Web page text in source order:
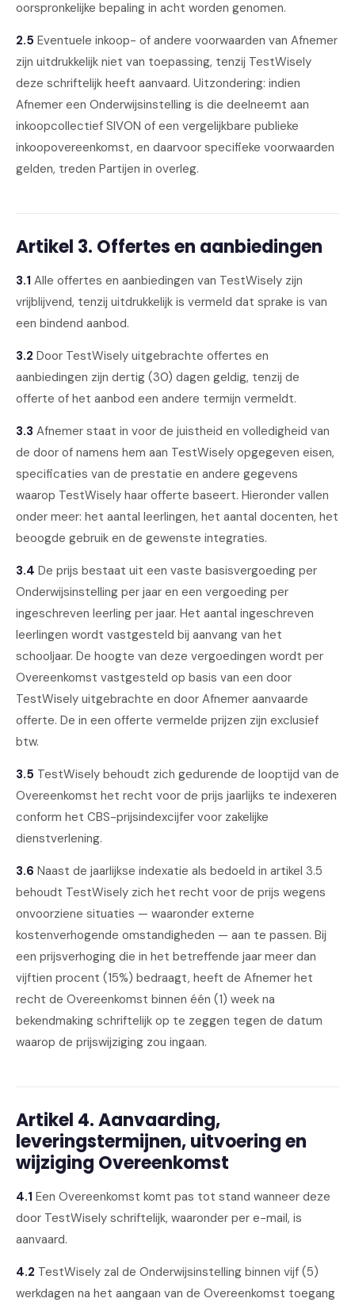
oorspronkelijke bepaling in acht worden genomen.
2.5 Eventuele inkoop- of andere voorwaarden van Afnemer
zijn uitdrukkelijk niet van toepassing, tenzij TestWisely
deze schriftelijk heeft aanvaard. Uitzondering: indien
Afnemer een Onderwijsinstelling is die deelneemt aan
inkoopcollectief SIVON of een vergelijkbare publieke
inkoopovereenkomst, en daarvoor specifieke voorwaarden
gelden, treden Partijen in overleg.
Artikel 3. Offertes en aanbiedingen
3.1 Alle offertes en aanbiedingen van TestWisely zijn
vrijblijvend, tenzij uitdrukkelijk is vermeld dat sprake is van
een bindend aanbod.
3.2 Door TestWisely uitgebrachte offertes en
aanbiedingen zijn dertig (30) dagen geldig, tenzij de
offerte of het aanbod een andere termijn vermeldt.
3.3 Afnemer staat in voor de juistheid en volledigheid van
de door of namens hem aan TestWisely opgegeven eisen,
specificaties van de prestatie en andere gegevens
waarop TestWisely haar offerte baseert. Hieronder vallen
onder meer: het aantal leerlingen, het aantal docenten, het
beoogde gebruik en de gewenste integraties.
3.4 De prijs bestaat uit een vaste basisvergoeding per
Onderwijsinstelling per jaar en een vergoeding per
ingeschreven leerling per jaar. Het aantal ingeschreven
leerlingen wordt vastgesteld bij aanvang van het
schooljaar. De hoogte van deze vergoedingen wordt per
Overeenkomst vastgesteld op basis van een door
TestWisely uitgebrachte en door Afnemer aanvaarde
offerte. De in een offerte vermelde prijzen zijn exclusief
btw.
3.5 TestWisely behoudt zich gedurende de looptijd van de
Overeenkomst het recht voor de prijs jaarlijks te indexeren
conform het CBS-prijsindexcijfer voor zakelijke
dienstverlening.
3.6 Naast de jaarlijkse indexatie als bedoeld in artikel 3.5
behoudt TestWisely zich het recht voor de prijs wegens
onvoorziene situaties — waaronder externe
kostenverhogende omstandigheden — aan te passen. Bij
een prijsverhoging die in het betreffende jaar meer dan
vijftien procent (15%) bedraagt, heeft de Afnemer het
recht de Overeenkomst binnen één (1) week na
bekendmaking schriftelijk op te zeggen tegen de datum
waarop de prijswijziging zou ingaan.
Artikel 4. Aanvaarding,
leveringstermijnen, uitvoering en
wijziging Overeenkomst
4.1 Een Overeenkomst komt pas tot stand wanneer deze
door TestWisely schriftelijk, waaronder per e-mail, is
aanvaard.
4.2 TestWisely zal de Onderwijsinstelling binnen vijf (5)
werkdagen na het aangaan van de Overeenkomst toegang